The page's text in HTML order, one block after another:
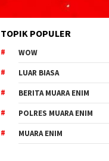
TOPIK POPULER
WOW
LUAR BIASA
BERITA MUARA ENIM
POLRES MUARA ENIM
MUARA ENIM